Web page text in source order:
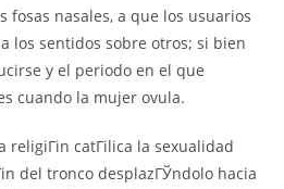
fosas nasales, a que los usuarios
los sentidos sobre otros; si bien
y el periodo en el que
cuando la mujer ovula.
religiГіn catГіlica la sexualidad
del tronco desplazГЎndolo hacia